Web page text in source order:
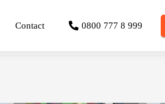
Contact 0800 777 8 999